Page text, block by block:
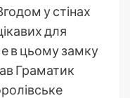
у стінах
для
в цьому замку
Граматик